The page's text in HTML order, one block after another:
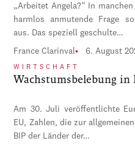
„Arbeitet Angela?“ In
harmlos anmutende Frage
aus. Das speziell geschulte…
France Clarinval 6. August
WIRTSCHAFT
Wachstumsbelebung in
Am 30. Juli veröffentlichte
EU, Zahlen, die zur
BIP der Länder der…